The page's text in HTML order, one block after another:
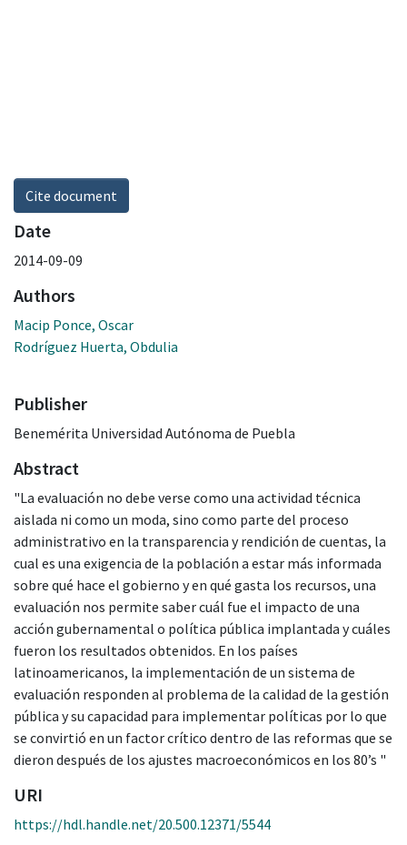
Cite document
Date
2014-09-09
Authors
Macip Ponce, Oscar
Rodríguez Huerta, Obdulia
Publisher
Benemérita Universidad Autónoma de Puebla
Abstract
"La evaluación no debe verse como una actividad técnica
aislada ni como un moda, sino como parte del proceso
administrativo en la transparencia y rendición de cuentas, la
cual es una exigencia de la población a estar más informada
sobre qué hace el gobierno y en qué gasta los recursos, una
evaluación nos permite saber cuál fue el impacto de una
acción gubernamental o política pública implantada y cuáles
fueron los resultados obtenidos. En los países
latinoamericanos, la implementación de un sistema de
evaluación responden al problema de la calidad de la gestión
pública y su capacidad para implementar políticas por lo que
se convirtió en un factor crítico dentro de las reformas que se
dieron después de los ajustes macroeconómicos en los 80’s "
URI
https://hdl.handle.net/20.500.12371/5544